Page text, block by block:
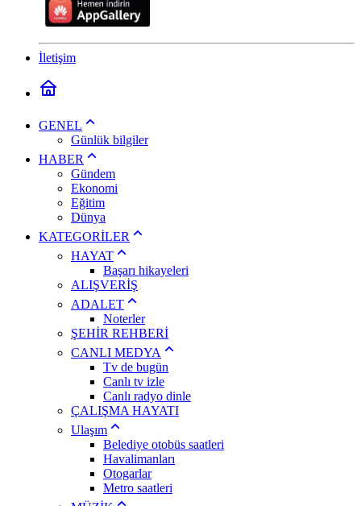
İletişim
GENEL
Günlük bilgiler
HABER
Gündem
Ekonomi
Eğitim
Dünya
KATEGORİLER
HAYAT
Başarı hikayeleri
ALIŞVERİŞ
ADALET
Noterler
ŞEHİR REHBERİ
CANLI MEDYA
Tv de bugün
Canlı tv izle
Canlı radyo dinle
ÇALIŞMA HAYATI
Ulaşım
Belediye otobüs saatleri
Havalimanları
Otogarlar
Metro saatleri